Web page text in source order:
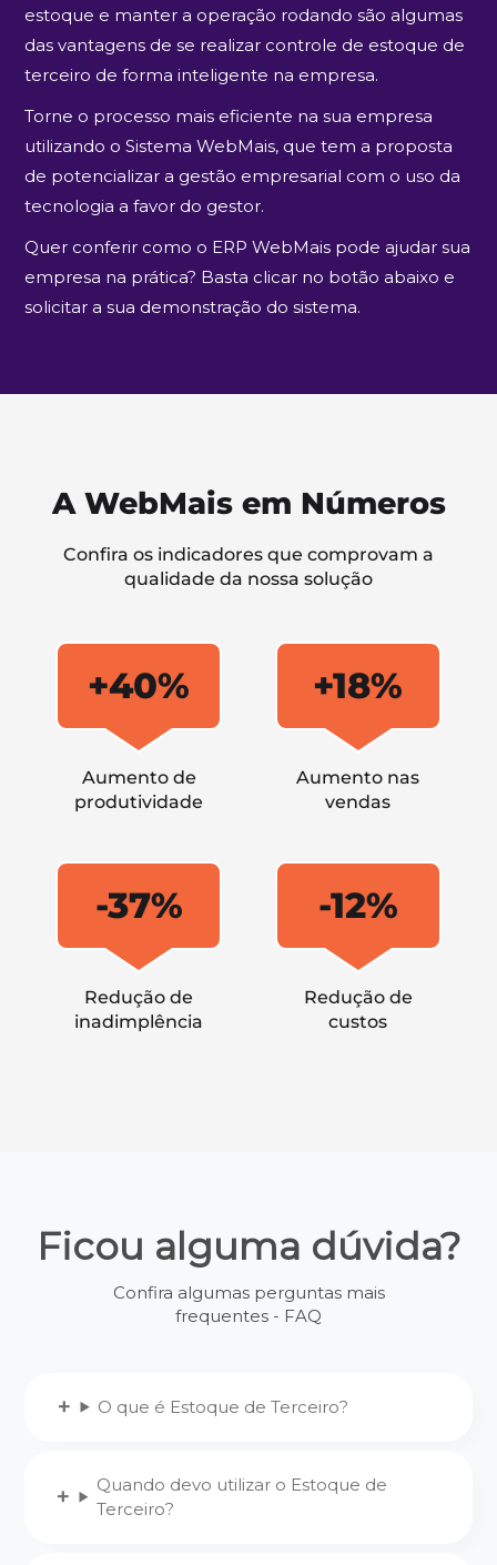
estoque e manter a operação rodando são algumas
das vantagens de se realizar controle de estoque de
terceiro de forma inteligente na empresa.
Torne o processo mais eficiente na sua empresa
utilizando o Sistema WebMais, que tem a proposta
de potencializar a gestão empresarial com o uso da
tecnologia a favor do gestor.
Quer conferir como o ERP WebMais pode ajudar sua
empresa na prática? Basta clicar no botão abaixo e
solicitar a sua demonstração do sistema.
A WebMais em Números
Confira os indicadores que comprovam a
qualidade da nossa solução
+40%
Aumento de
produtividade
+18%
Aumento nas
vendas
-37%
Redução de
inadimplência
-12%
Redução de
custos
Ficou alguma dúvida?
Confira algumas perguntas mais
frequentes - FAQ
O que é Estoque de Terceiro?
Quando devo utilizar o Estoque de
Terceiro?